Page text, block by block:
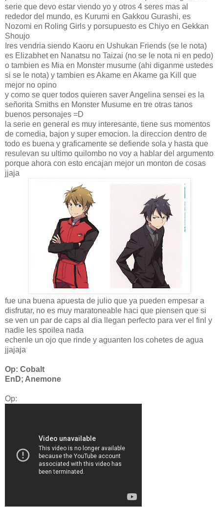
serie que devo estar viendo yo y otros 4 seres mas al
rededor del mundo, es Kurumi en Gakkou Gurashi, es
Nozomi en Roling Girls y porsupuesto es Chiyo en Gekkan
Shoujo
Ires vendria siendo Kaoru en Ushukan Friends (se le nota)
es Elizabhet en Nanatsu no Taizai (no se le nota ni en pedo)
o tambien es Mia en Monster musume (ahi diganme ustedes
si se le nota) y tambien es Akame en Akame ga Kill que
mejor no opino
y como se quer todos quieren saver Angelina sensei es la
señorita Smiths en Monster Musume en tre otras tanos
buenos personajes =D
la serie en general es muy interesante, tiene sus momentos
de comedia, bajon y super emocion. la direccion dentro de
todo es buena y graficamente se defiende sola y hasta que
resulevan su ultimo quilombo no voy a hablar del argumento
porque ahora con esto encajan mejor un monton de cosas
jjaja
fue una buena apuesta de julio que ya pueden empesar a
disfrutar, no es muy maratoneable haci que piensen que si
se ven un par de caps al dia llegan perfecto para ver el finl y
nadie les spoilea nada
echenle un ojo que rinde y aguanten los cohetes de agua
jjajaja
Op: Cobalt
EnD; Anemone
Op: